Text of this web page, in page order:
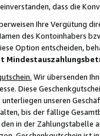
dass die
Ihre Vergütung
des Kontoinhabers
Option entscheiden,
Wir übersenden
Diese
unseren
bis der fällige
in der